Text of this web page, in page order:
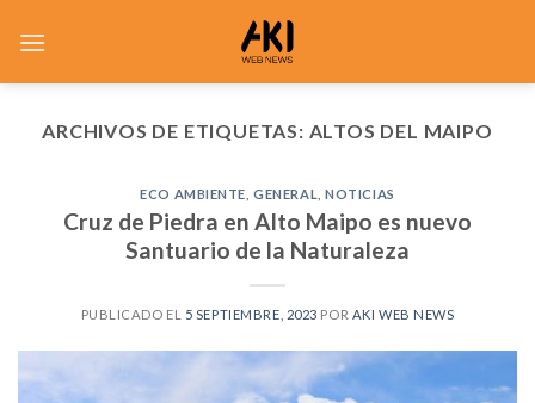
ARCHIVOS DE ETIQUETAS: ALTOS DEL MAIPO
ECO AMBIENTE ,GENERAL ,NOTICIAS
Cruz de Piedra en Alto Maipo es nuevo
Santuario de la Naturaleza
PUBLICADO EL 5 SEPTIEMBRE, 2023 POR AKI WEB NEWS